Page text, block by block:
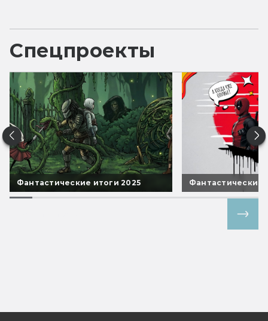
Спецпроекты
Фантастические итоги 2025 Фантастические